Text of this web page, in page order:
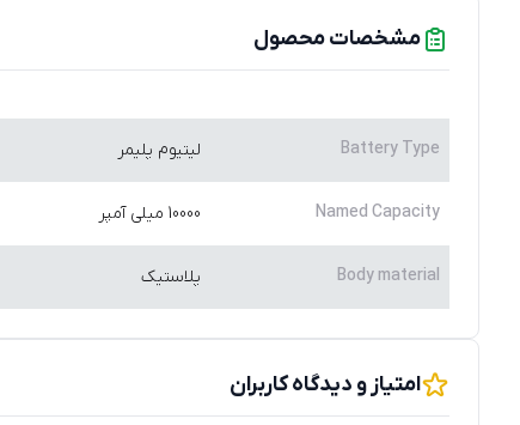
مشخصات محصول
Battery Type لیتیوم پلیمر
Named Capacity 10000 میلی آمپر
Body material پلاستیک
امتیاز و دیدگاه کاربران